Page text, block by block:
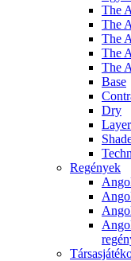
The
The
The
The
The
Base
Dry
Layer
Regények